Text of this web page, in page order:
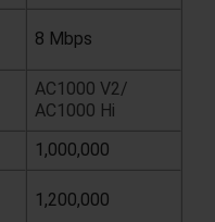
8 Mbps
AC1000 V2/
AC1000 Hi
1,000,000
1,200,000